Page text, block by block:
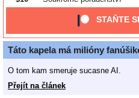
STAŇTE
Táto kapela má milióny
O tom kam smeruje sucasne AI.
Přejít na článek